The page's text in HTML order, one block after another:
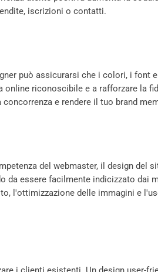
iscrizioni o contatti.
può assicurarsi che i colori, i font
riconoscibile e a rafforzare la
e rendere il tuo brand
del webmaster, il design del
da essere facilmente indicizzato dai
l'ottimizzazione delle immagini e